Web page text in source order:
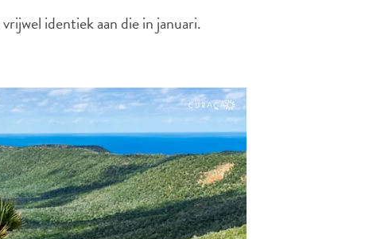
identiek aan die in januari.